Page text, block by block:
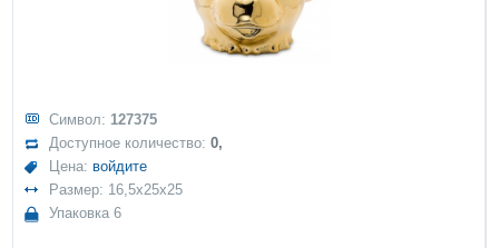
Символ: 127375
Доступное количество:0,
Цена: войдите
Размер: 16,5x25x25
Упаковка 6